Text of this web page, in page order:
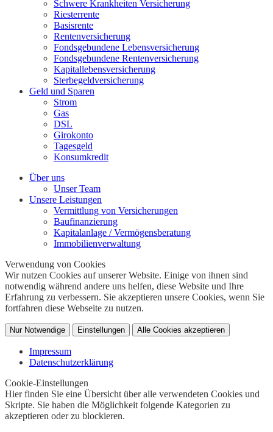
Schwere Krankheiten Versicherung
Riesterrente
Basisrente
Rentenversicherung
Fondsgebundene Lebensversicherung
Fondsgebundene Rentenversicherung
Kapitallebensversicherung
Sterbegeldversicherung
Geld und Sparen
Strom
Gas
DSL
Girokonto
Tagesgeld
Konsumkredit
Über uns
Unser Team
Unsere Leistungen
Vermittlung von Versicherungen
Baufinanzierung
Kapitalanlage / Vermögensberatung
Immobilienverwaltung
Verwendung von Cookies
Wir nutzen Cookies auf unserer Website. Einige von ihnen sind
notwendig während andere uns helfen, diese Website und Ihre
Erfahrung zu verbessern. Sie akzeptieren unsere Cookies, wenn Sie
fortfahren diese Webseite zu nutzen.
Nur Notwendige Einstellungen Alle Cookies akzeptieren
Impressum
Datenschutzerklärung
Cookie-Einstellungen
Hier finden Sie eine Übersicht über alle verwendeten Cookies und
Skripte. Sie haben die Möglichkeit folgende Kategorien zu
akzeptieren oder zu blockieren.